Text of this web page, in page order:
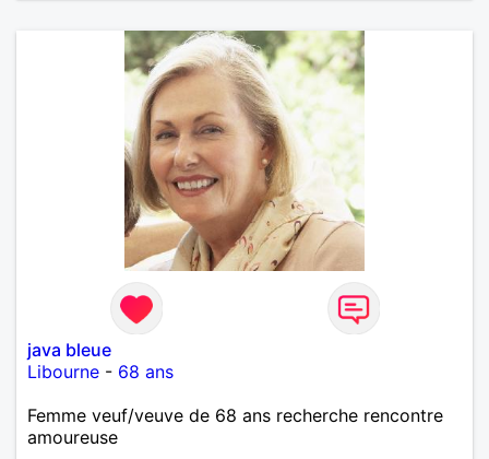
java bleue
Libourne - 68 ans
Femme veuf/veuve de 68 ans recherche rencontre
amoureuse